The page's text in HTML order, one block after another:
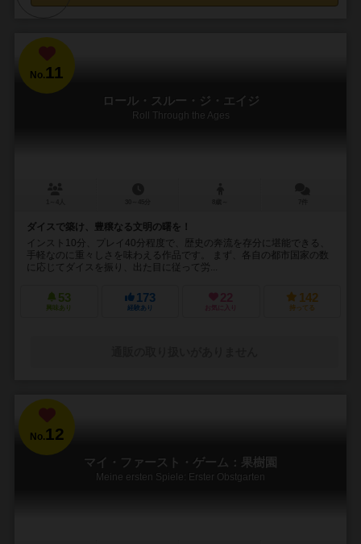
No.11
ロール・スルー・ジ・エイジ
Roll Through the Ages
ダイスで築け、豊穣なる文明の曙を！
インスト10分、プレイ40分程度で、歴史の奔流を存分に堪能できる、
手軽なのに重々しさを味わえる作品です。 まず、各自の都市国家の数
に応じてダイスを振り、出た目に従って労...
53
興味あり
173
経験あり
22
お気に入り
142
持ってる
No.12
マイ・ファースト・ゲーム：果樹園
Meine ersten Spiele: Erster Obstgarten